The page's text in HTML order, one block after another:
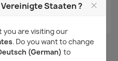
Staaten ?
are visiting our
. Do you want to change
(German) to